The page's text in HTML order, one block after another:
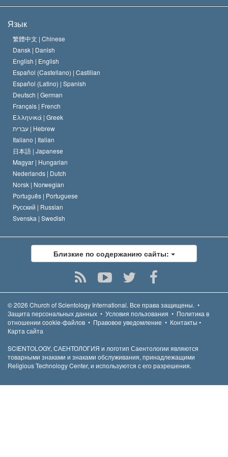
Кредо Церкви Саентологии
Кодекс саентолога
Дэвид Мицкевич
Международные стандарты в области прав человека
Декларация о религии
Язык
繁體中文 | Chinese
Dansk | Danish
English | English
Español (Castellano) | Castilian
Español (Latino) | Spanish
Deutsch | German
Français | French
Ελληνικά | Greek
עברית | Hebrew
Italiano | Italian
日本語 | Japanese
Magyar | Hungarian
Nederlands | Dutch
Norsk | Norwegian
Português | Portuguese
Русский | Russian
Svenska | Swedish
Близкие по содержанию сайты:
© 2026 Church of Scientology International. Все права защищены. •
Защита персональных данных • Условия пользования • Политика в
отношении cookie-файлов • Правовое уведомление • Контакты •
Карта сайта
SCIENTOLOGY, САЕНТОЛОГИЯ и логотип Саентологии являются
товарными знаками и знаками обслуживания, принадлежащими
Religious Technology Center, и используются с его разрешения.